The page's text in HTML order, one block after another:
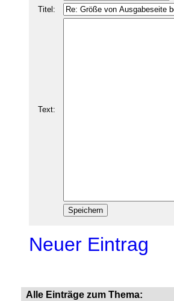
Titel:
Text:
Neuer Eintrag
Alle Einträge zum Thema: